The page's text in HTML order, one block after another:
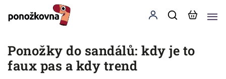
Ponožky do sandálů: kdy je to
faux pas a kdy trend